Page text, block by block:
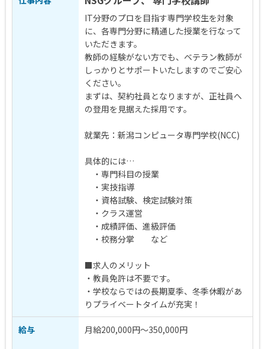
IT分野のプロを目指す専門学校生を対象
に、各専門分野に精通した授業を行なって
いただきます。
教師の経験がない方でも、ベテラン教師が
しっかりとサポートいたしますのでご安心
ください。
まずは、契約社員となりますが、正社員へ
の登用を見据えた採用です。
就業先：新潟コンピュータ専門学校(NCC)
具体的には…
・専門科目の授業
・実技指導
・資格試験、検定試験対策
・クラス運営
・成績評価、進級評価
・校務分掌 など
■求人のメリット
・教員免許は不要です。
・学校ならではの長期夏季、冬季休暇があ
りプライベートタイムが充実！
給与 月給200,000円～350,000円